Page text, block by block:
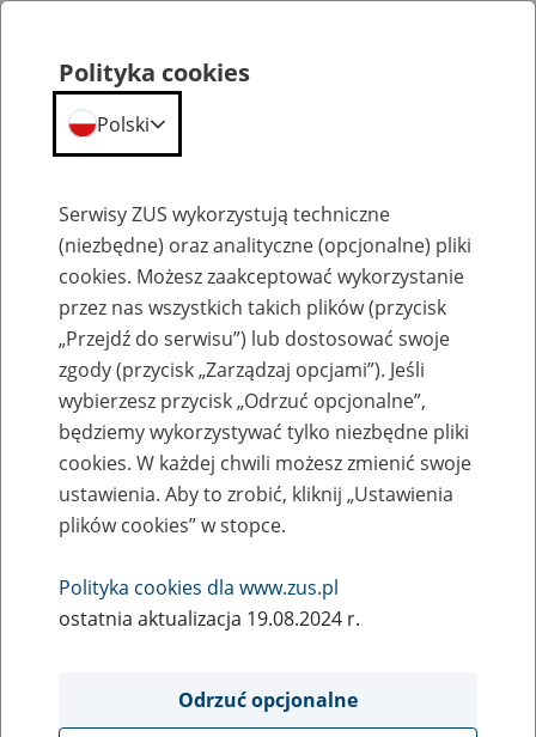
Szkolenia
Zaproś ZUS do siebie - zakładanie profili
eZUS w siedzibie Twojej firmy
Rodzaj wydarzenia
Szkolenia
Obszar merytoryczny
obsługa klientów
Polityka cookies
Polski
Serwisy ZUS wykorzystują techniczne
(niezbędne) oraz analityczne (opcjonalne) pliki
cookies. Możesz zaakceptować wykorzystanie
przez nas wszystkich takich plików (przycisk
„Przejdź do serwisu”) lub dostosować swoje
zgody (przycisk „Zarządzaj opcjami”). Jeśli
wybierzesz przycisk „Odrzuć opcjonalne”,
będziemy wykorzystywać tylko niezbędne pliki
cookies. W każdej chwili możesz zmienić swoje
ustawienia. Aby to zrobić, kliknij „Ustawienia
plików cookies” w stopce.
Polityka cookies dla www.zus.pl
ostatnia aktualizacja 19.08.2024 r.
Odrzuć opcjonalne